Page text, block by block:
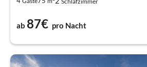
ab 87€ pro Nacht